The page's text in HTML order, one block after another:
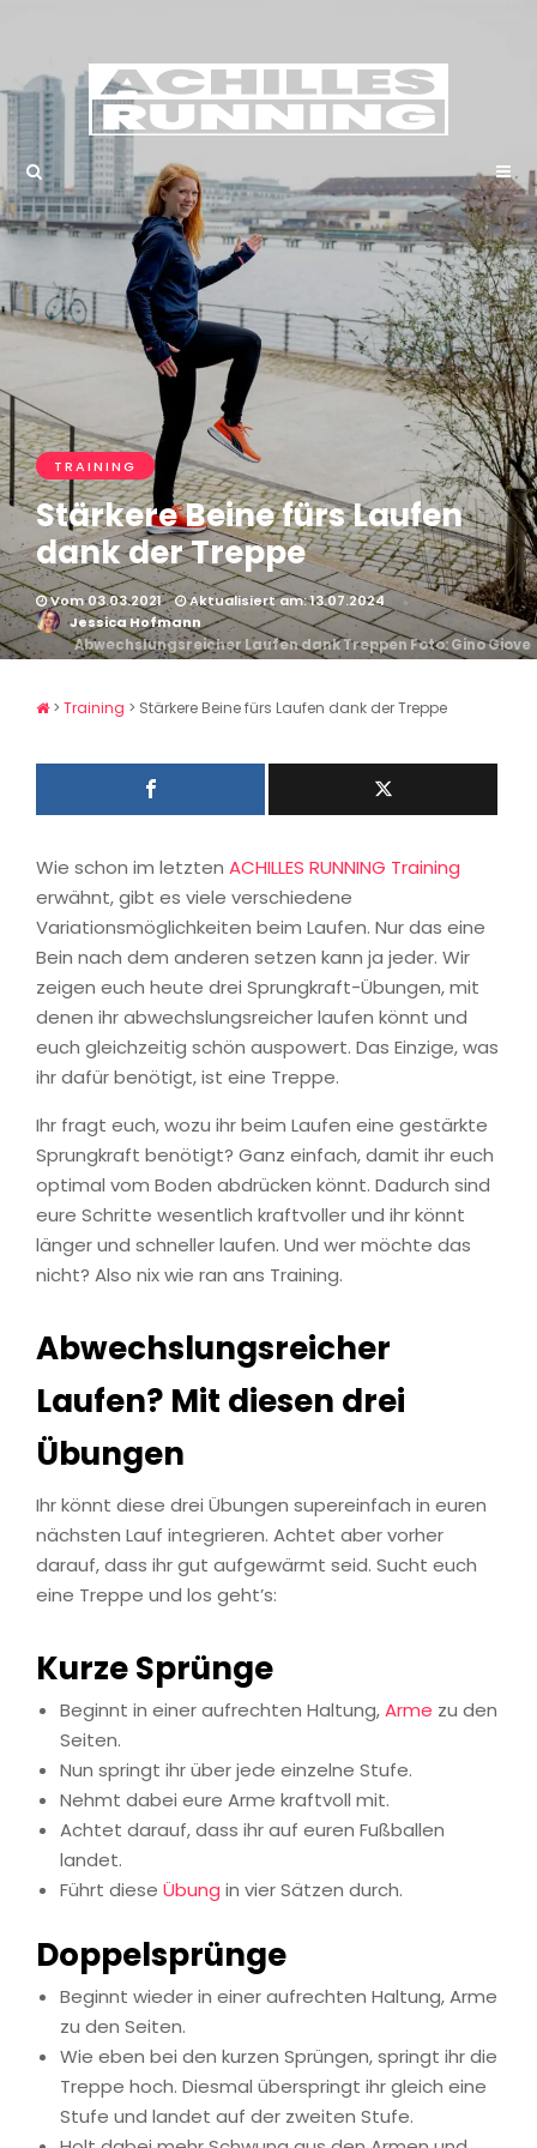
TRAINING
Stärkere Beine fürs Laufen
dank der Treppe
Vom 03.03.2021
Aktualisiert am: 13.07.2024
Jessica Hofmann
Abwechslungsreicher Laufen dank TreppenFoto: Gino Giove
> Training > Stärkere Beine fürs Laufen dank der Treppe
Wie schon im letzten ACHILLES RUNNING Training
erwähnt, gibt es viele verschiedene
Variationsmöglichkeiten beim Laufen. Nur das eine
Bein nach dem anderen setzen kann ja jeder. Wir
zeigen euch heute drei Sprungkraft-Übungen, mit
denen ihr abwechslungsreicher laufen könnt und
euch gleichzeitig schön auspowert. Das Einzige, was
ihr dafür benötigt, ist eine Treppe.
Ihr fragt euch, wozu ihr beim Laufen eine gestärkte
Sprungkraft benötigt? Ganz einfach, damit ihr euch
optimal vom Boden abdrücken könnt. Dadurch sind
eure Schritte wesentlich kraftvoller und ihr könnt
länger und schneller laufen. Und wer möchte das
nicht? Also nix wie ran ans Training.
Abwechslungsreicher
Laufen? Mit diesen drei
Übungen
Ihr könnt diese drei Übungen supereinfach in euren
nächsten Lauf integrieren. Achtet aber vorher
darauf, dass ihr gut aufgewärmt seid. Sucht euch
eine Treppe und los geht’s:
Kurze Sprünge
Beginnt in einer aufrechten Haltung,Arme zu den
Seiten.
Nun springt ihr über jede einzelne Stufe.
Nehmt dabei eure Arme kraftvoll mit.
Achtet darauf, dass ihr auf euren Fußballen
landet.
Führt diese Übung in vier Sätzen durch.
Doppelsprünge
Beginnt wieder in einer aufrechten Haltung, Arme
zu den Seiten.
Wie eben bei den kurzen Sprüngen, springt ihr die
Treppe hoch. Diesmal überspringt ihr gleich eine
Stufe und landet auf der zweiten Stufe.